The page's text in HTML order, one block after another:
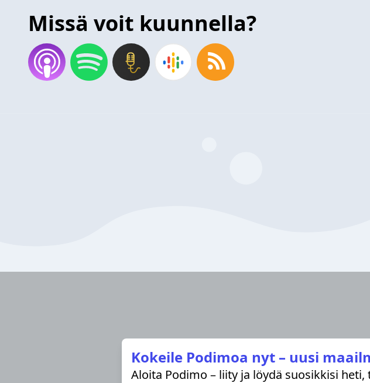
Missä voit kuunnella?
Kokeile Podimoa nyt – uusi
Aloita Podimo – liity ja löydä suosikkisi